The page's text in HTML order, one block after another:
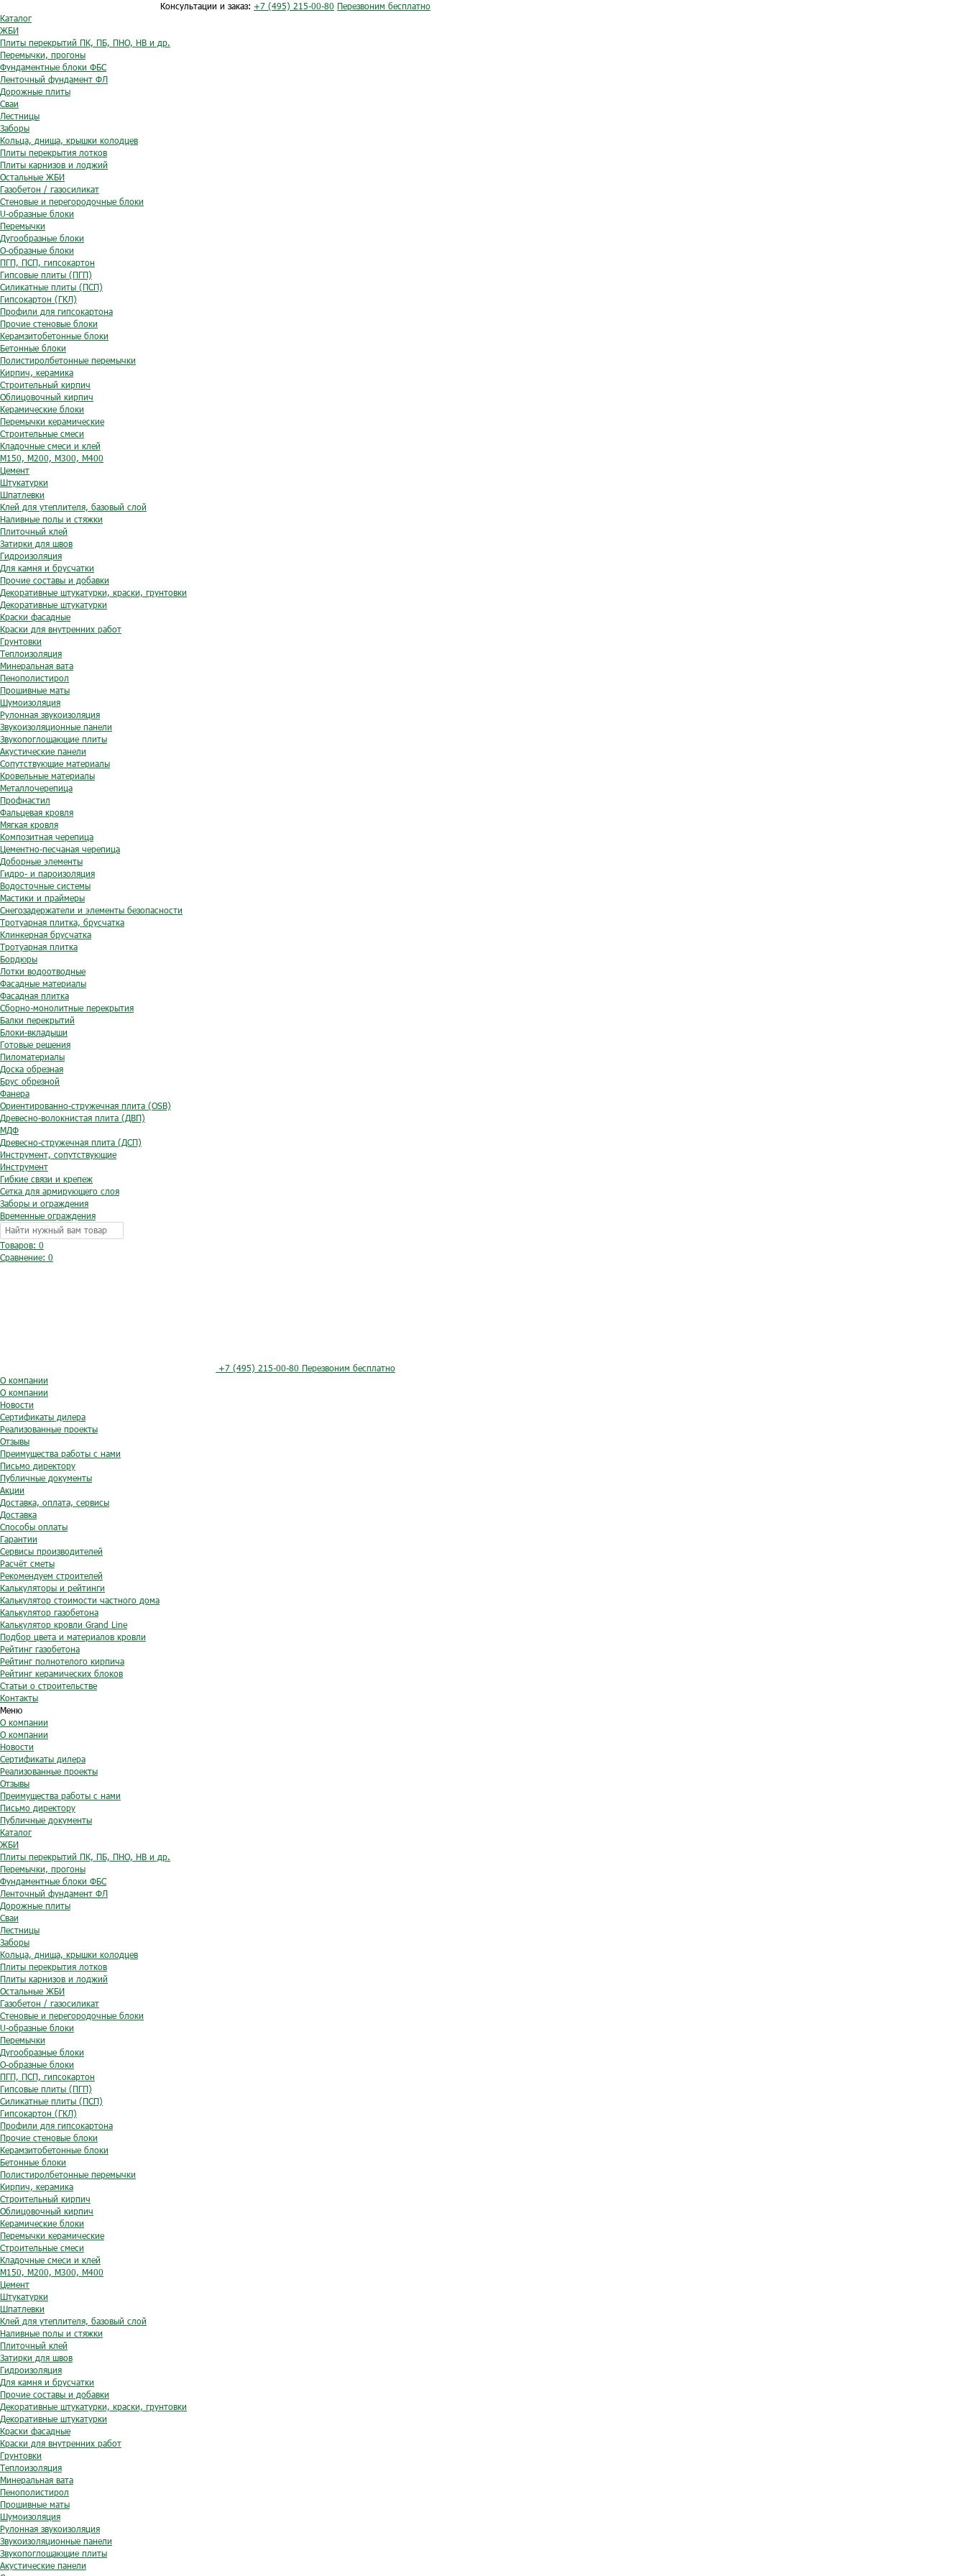
Консультации и заказ: +7 (495) 215-00-80 Перезвоним бесплатно
Каталог
ЖБИ
Плиты перекрытий ПК, ПБ, ПНО, НВ и др.
Перемычки, прогоны
Фундаментные блоки ФБС
Ленточный фундамент ФЛ
Дорожные плиты
Сваи
Лестницы
Заборы
Кольца, днища, крышки колодцев
Плиты перекрытия лотков
Плиты карнизов и лоджий
Остальные ЖБИ
Газобетон / газосиликат
Стеновые и перегородочные блоки
U-образные блоки
Перемычки
Дугообразные блоки
O-образные блоки
ПГП, ПСП, гипсокартон
Гипсовые плиты (ПГП)
Силикатные плиты (ПСП)
Гипсокартон (ГКЛ)
Профили для гипсокартона
Прочие стеновые блоки
Керамзитобетонные блоки
Бетонные блоки
Полистиролбетонные перемычки
Кирпич, керамика
Строительный кирпич
Облицовочный кирпич
Керамические блоки
Перемычки керамические
Строительные смеси
Кладочные смеси и клей
М150, М200, М300, М400
Цемент
Штукатурки
Шпатлевки
Клей для утеплителя, базовый слой
Наливные полы и стяжки
Плиточный клей
Затирки для швов
Гидроизоляция
Для камня и брусчатки
Прочие составы и добавки
Декоративные штукатурки, краски, грунтовки
Декоративные штукатурки
Краски фасадные
Краски для внутренних работ
Грунтовки
Теплоизоляция
Минеральная вата
Пенополистирол
Прошивные маты
Шумоизоляция
Рулонная звукоизоляция
Звукоизоляционные панели
Звукопоглощающие плиты
Акустические панели
Сопутствующие материалы
Кровельные материалы
Металлочерепица
Профнастил
Фальцевая кровля
Мягкая кровля
Композитная черепица
Цементно-песчаная черепица
Доборные элементы
Гидро- и пароизоляция
Водосточные системы
Мастики и праймеры
Снегозадержатели и элементы безопасности
Тротуарная плитка, брусчатка
Клинкерная брусчатка
Тротуарная плитка
Бордюры
Лотки водоотводные
Фасадные материалы
Фасадная плитка
Сборно-монолитные перекрытия
Балки перекрытий
Блоки-вкладыши
Готовые решения
Пиломатериалы
Доска обрезная
Брус обрезной
Фанера
Ориентированно-стружечная плита (OSB)
Древесно-волокнистая плита (ДВП)
МДФ
Древесно-стружечная плита (ДСП)
Инструмент, сопутствующие
Инструмент
Гибкие связи и крепеж
Сетка для армирующего слоя
Заборы и ограждения
Временные ограждения
Товаров: 0
Сравнение: 0
+7 (495) 215-00-80 Перезвоним бесплатно
О компании
О компании
Новости
Сертификаты дилера
Реализованные проекты
Отзывы
Преимущества работы с нами
Письмо директору
Публичные документы
Акции
Доставка, оплата, сервисы
Доставка
Способы оплаты
Гарантии
Сервисы производителей
Расчёт сметы
Рекомендуем строителей
Калькуляторы и рейтинги
Калькулятор стоимости частного дома
Калькулятор газобетона
Калькулятор кровли Grand Line
Подбор цвета и материалов кровли
Рейтинг газобетона
Рейтинг полнотелого кирпича
Рейтинг керамических блоков
Статьи о строительстве
Контакты
Меню
О компании
О компании
Новости
Сертификаты дилера
Реализованные проекты
Отзывы
Преимущества работы с нами
Письмо директору
Публичные документы
Каталог
ЖБИ
Плиты перекрытий ПК, ПБ, ПНО, НВ и др.
Перемычки, прогоны
Фундаментные блоки ФБС
Ленточный фундамент ФЛ
Дорожные плиты
Сваи
Лестницы
Заборы
Кольца, днища, крышки колодцев
Плиты перекрытия лотков
Плиты карнизов и лоджий
Остальные ЖБИ
Газобетон / газосиликат
Стеновые и перегородочные блоки
U-образные блоки
Перемычки
Дугообразные блоки
O-образные блоки
ПГП, ПСП, гипсокартон
Гипсовые плиты (ПГП)
Силикатные плиты (ПСП)
Гипсокартон (ГКЛ)
Профили для гипсокартона
Прочие стеновые блоки
Керамзитобетонные блоки
Бетонные блоки
Полистиролбетонные перемычки
Кирпич, керамика
Строительный кирпич
Облицовочный кирпич
Керамические блоки
Перемычки керамические
Строительные смеси
Кладочные смеси и клей
М150, М200, М300, М400
Цемент
Штукатурки
Шпатлевки
Клей для утеплителя, базовый слой
Наливные полы и стяжки
Плиточный клей
Затирки для швов
Гидроизоляция
Для камня и брусчатки
Прочие составы и добавки
Декоративные штукатурки, краски, грунтовки
Декоративные штукатурки
Краски фасадные
Краски для внутренних работ
Грунтовки
Теплоизоляция
Минеральная вата
Пенополистирол
Прошивные маты
Шумоизоляция
Рулонная звукоизоляция
Звукоизоляционные панели
Звукопоглощающие плиты
Акустические панели